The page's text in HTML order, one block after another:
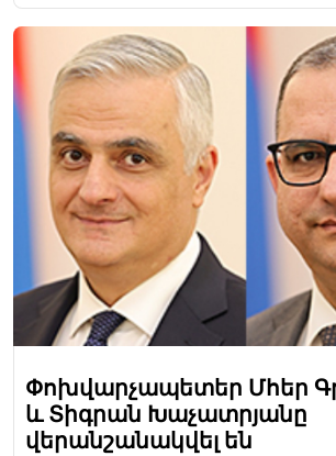
Փոխվարչապետեր Մհեր
և Տիգրան Խաչատրյանը
վերանշանակվել են